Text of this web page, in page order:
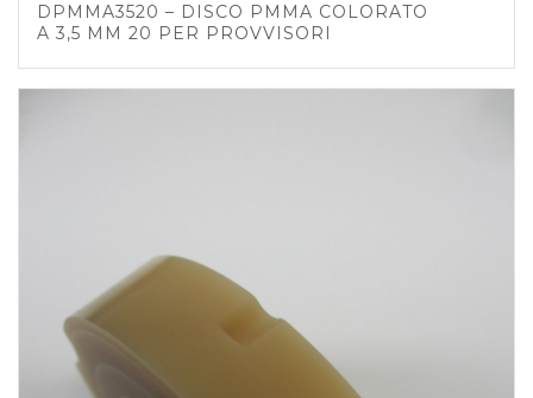
DPMMA3520 – DISCO PMMA COLORATO
A 3,5 MM 20 PER PROVVISORI